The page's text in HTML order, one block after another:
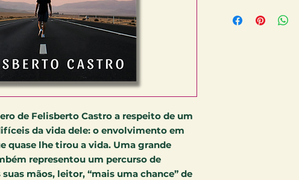
de Felisberto Castro a respeito de um
da vida dele: o envolvimento em
quase lhe tirou a vida. Uma grande
representou um percurso de
mãos, leitor, “mais uma chance” de